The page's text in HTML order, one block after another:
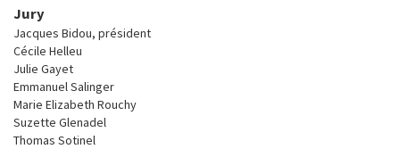
Jury
Jacques Bidou, président
Cécile Helleu
Julie Gayet
Emmanuel Salinger
Marie Elizabeth Rouchy
Suzette Glenadel
Thomas Sotinel